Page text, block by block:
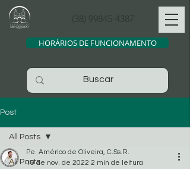
(38) 99845-4387
HORÁRIOS DE FUNCIONAMENTO
Post
All Posts
All Posts
Pe. Américo de Oliveira, C.Ss.R.
10 de nov. de 2022 2 min de leitura